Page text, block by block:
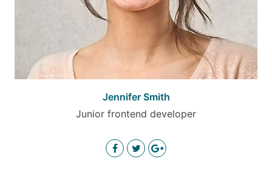
Jennifer Smith
Junior frontend developer